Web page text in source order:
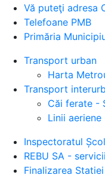
Vă puteţi adresa
Telefoane PMB
Primăria
Transport urban
Harta
Transport
Căi ferate -
Linii aeriene
Inspectoratul
REBU SA -
Finalizarea